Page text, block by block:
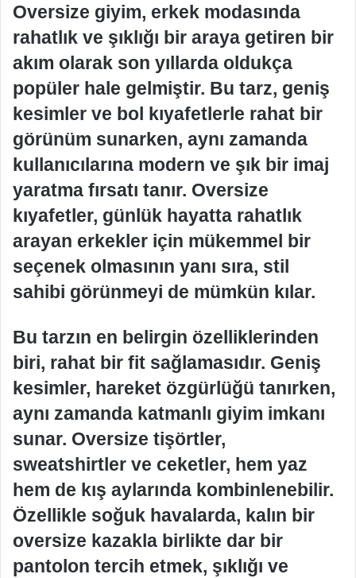
Oversize giyim, erkek modasında
rahatlık ve şıklığı bir araya getiren bir
akım olarak son yıllarda oldukça
popüler hale gelmiştir. Bu tarz, geniş
kesimler ve bol kıyafetlerle rahat bir
görünüm sunarken, aynı zamanda
kullanıcılarına modern ve şık bir imaj
yaratma fırsatı tanır. Oversize
kıyafetler, günlük hayatta rahatlık
arayan erkekler için mükemmel bir
seçenek olmasının yanı sıra, stil
sahibi görünmeyi de mümkün kılar.
Bu tarzın en belirgin özelliklerinden
biri, rahat bir fit sağlamasıdır. Geniş
kesimler, hareket özgürlüğü tanırken,
aynı zamanda katmanlı giyim imkanı
sunar. Oversize tişörtler,
sweatshirtler ve ceketler, hem yaz
hem de kış aylarında kombinlenebilir.
Özellikle soğuk havalarda, kalın bir
oversize kazakla birlikte dar bir
pantolon tercih etmek, şıklığı ve